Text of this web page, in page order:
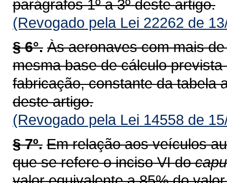
parágrafos 1º a 3º deste artigo.
(Revogado pela Lei 22262 de
§ 6°. Às aeronaves com mais
mesma base de cálculo
fabricação, constante da tabela
deste artigo.
(Revogado pela Lei 14558 de
§ 7º. Em relação aos veículos
que se refere o inciso VI do